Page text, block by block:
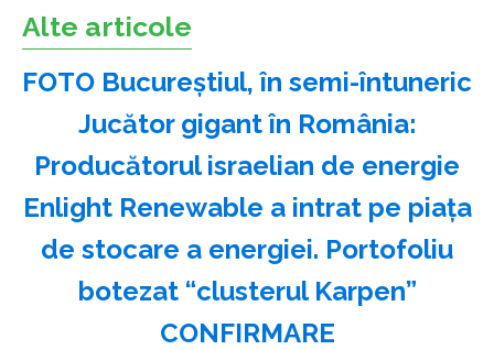
Alte articole
FOTO Bucureștiul, în semi-întuneric
Jucător gigant în România:
Producătorul israelian de energie
Enlight Renewable a intrat pe piața
de stocare a energiei. Portofoliu
botezat “clusterul Karpen”
CONFIRMARE